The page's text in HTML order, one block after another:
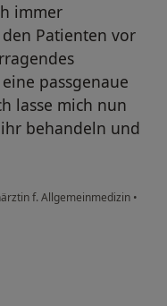
immer
Patienten vor
passgenaue
lasse mich nun
behandeln und
f. Allgemeinmedizin •